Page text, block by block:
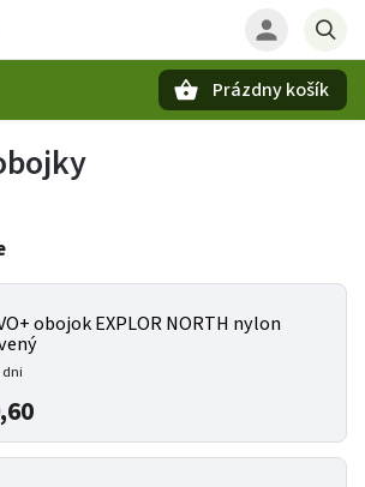
Prázdny košík
obojok EXPLOR NORTH nylon
dni